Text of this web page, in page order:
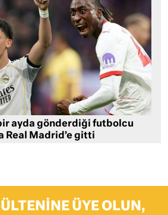
ayda gönderdiği futbolcu
Real Madrid’e gitti
ÜYE OLUN,